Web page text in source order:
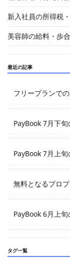
新入社員の所得税
美容師の給料・歩
最近の記事
フリープランで
PayBook 7月下
PayBook 7月上
無料となるプロ
PayBook 6月上
タグ一覧